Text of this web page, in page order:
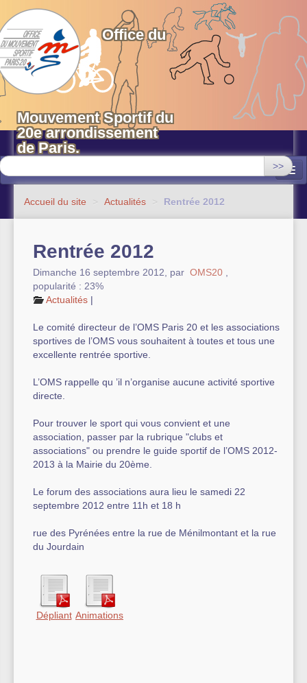
OMS 20 Paris
Office du
Mouvement Sportif du
20e arrondissement
de Paris.
>>
Equipements sportifs municipaux
OMS 20
Evénements
Actualités
Autre équipement sportif
Actualités des associations
Accueil du site > Actualités > Rentrée 2012
Rentrée 2012
Dimanche 16 septembre 2012 par OMS20
popularité : 23%
Actualités |
Le comité directeur de l’OMS Paris 20 et les associations
sportives de l’OMS vous souhaitent à toutes et tous une
excellente rentrée sportive.
L’OMS rappelle qu ’il n’organise aucune activité sportive
directe.
Pour trouver le sport qui vous convient et une
association, passer par la rubrique "clubs et
associations" ou prendre le guide sportif de l’OMS 2012-
2013 à la Mairie du 20ème.
Le forum des associations aura lieu le samedi 22
septembre 2012 entre 11h et 18 h
rue des Pyrénées entre la rue de Ménilmontant et la rue
du Jourdain
Dépliant Animations